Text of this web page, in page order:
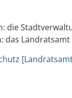
die
das Landratsamt